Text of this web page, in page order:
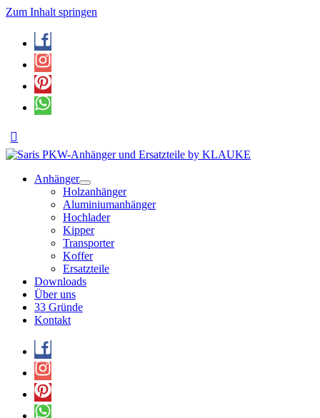
Zum Inhalt springen
Anhänger
Holzanhänger
Aluminiumanhänger
Hochlader
Kipper
Transporter
Koffer
Ersatzteile
Downloads
Über uns
33 Gründe
Kontakt